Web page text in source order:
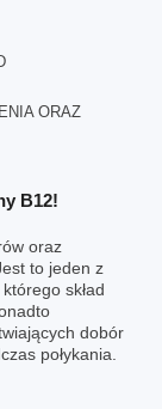
ORAZ
B12!
oraz
to jeden z
skład
dobór
połykania.